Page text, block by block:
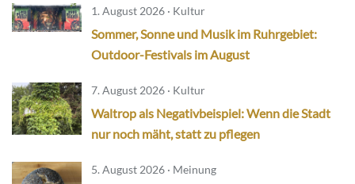
1. August 2026 · Kultur
Sommer, Sonne und Musik im Ruhrgebiet:
Outdoor-Festivals im August
7. August 2026 · Kultur
Waltrop als Negativbeispiel: Wenn die Stadt
nur noch mäht, statt zu pflegen
5. August 2026 · Meinung